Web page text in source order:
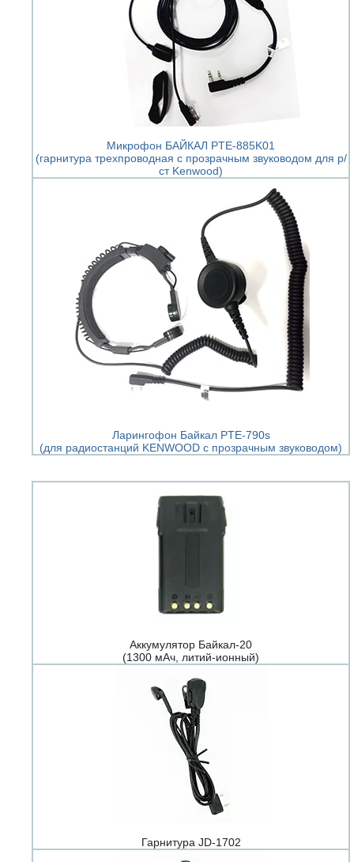
Микрофон БАЙКАЛ PTE-885K01
(гарнитура трехпроводная с прозрачным звуководом для р/
ст Kenwood)
Ларингофон Байкал PTE-790s
(для радиостанций KENWOOD с прозрачным звуководом)
Аккумулятор Байкал-20
(1300 мАч, литий-ионный)
Гарнитура JD-1702